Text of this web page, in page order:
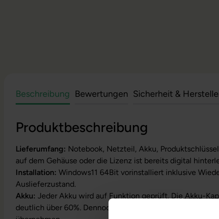
Beschreibung Bewertungen Sicherheit &
Produktbeschreibung
Lieferumfang: Notebook, Netzteil, Akku,
auf dem Gehäuse oder die Lizenz ist bereits digital
Installation: Windows11 64Bit vorinstalliert inklusive
Auslieferzustand.
Akku: Jeder Akku wird auf Funktion geprüft. Die Akku-
deutlich über 60%. Dennoch können wir keine